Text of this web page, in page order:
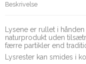
Beskrivelse
Lysene er rullet i
naturprodukt uden
færre partikler end
Lysrester kan smides i